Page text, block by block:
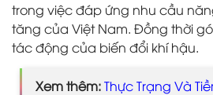
trong việc đáp ứng nhu cầu
tăng của Việt Nam. Đồng thời
tác động của biến đổi khí hậu.
Xem thêm:Thực Trạng Và